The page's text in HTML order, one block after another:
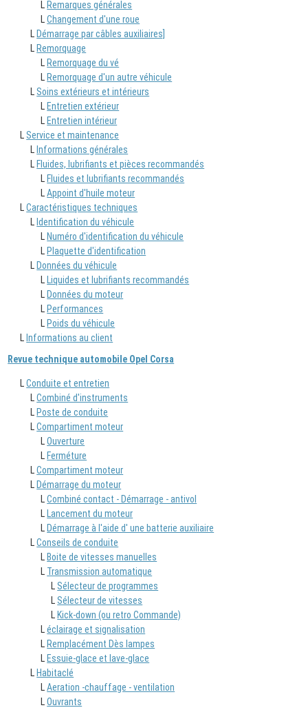
L Remarques générales
LChangement d'une roue
L Démarrage par câbles auxiliaires]
L Remorquage
L Remorquage du vé
L Remorquage d'un autre véhicule
LSoins extérieurs et intérieurs
L Entretien extérieur
L Entretien intérieur
LService et maintenance
L Informations générales
L Fluides, lubrifiants et pièces recommandés
L Fluides et lubrifiants recommandés
LAppoint d'huile moteur
LCaractéristiques techniques
L Identification du véhicule
L Numéro d'identification du véhicule
L Plaquette d'identification
L Données du véhicule
L Liquides et lubrifiants recommandés
L Données du moteur
L Performances
L Poids du véhicule
L Informations au client
Revue technique automobile Opel Corsa
LConduite et entretien
LCombiné d'instruments
L Poste de conduite
LCompartiment moteur
LOuverture
L Ferméture
LCompartiment moteur
L Démarrage du moteur
LCombiné contact - Démarrage - antivol
L Lancement du moteur
L Démarrage à l'aide d' une batterie auxiliaire
LConseils de conduite
L Boite de vitesses manuelles
L Transmission automatique
LSélecteur de programmes
LSélecteur de vitesses
L Kick-down (ou retro Commande)
Léclairage et signalisation
L Remplacément Dès lampes
L Essuie-glace et lave-glace
L Habitaclé
LAeration -chauffage - ventilation
LOuvrants